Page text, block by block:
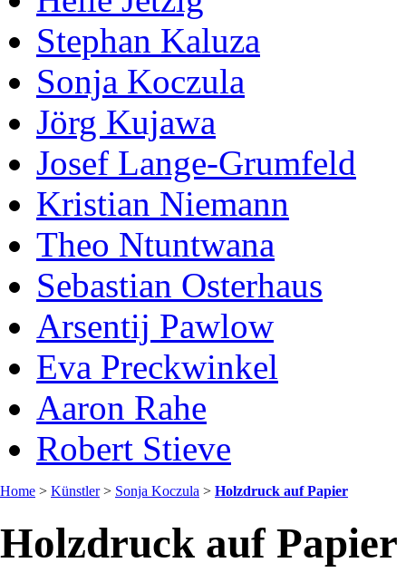
Stephan Kaluza
Sonja Koczula
Jörg Kujawa
Josef Lange-Grumfeld
Kristian Niemann
Theo Ntuntwana
Sebastian Osterhaus
Arsentij Pawlow
Eva Preckwinkel
Aaron Rahe
Robert Stieve
Home > Künstler > Sonja Koczula > Holzdruck auf Papier
Holzdruck auf